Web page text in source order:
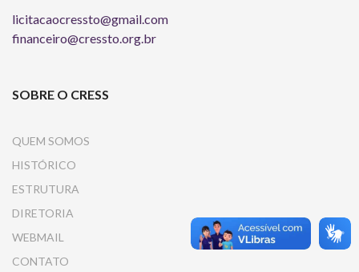
licitacaocressto@gmail.com
financeiro@cressto.org.br
SOBRE O CRESS
QUEM SOMOS
HISTÓRICO
ESTRUTURA
DIRETORIA
WEBMAIL
CONTATO